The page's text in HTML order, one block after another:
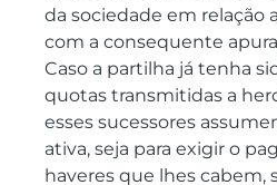
da sociedade em relação
com a consequente
Caso a partilha já tenha
quotas transmitidas a
esses sucessores
ativa, seja para exigir o
haveres que lhes cabem,